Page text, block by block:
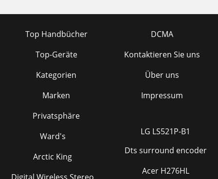
Top Handbücher
Top-Geräte
Kategorien
Marken
Privatsphäre
DCMA
Kontaktieren Sie uns
Über uns
Impressum
Ward's
Arctic King
LG LS521P-B1
Dts surround encoder
Acer H276HL